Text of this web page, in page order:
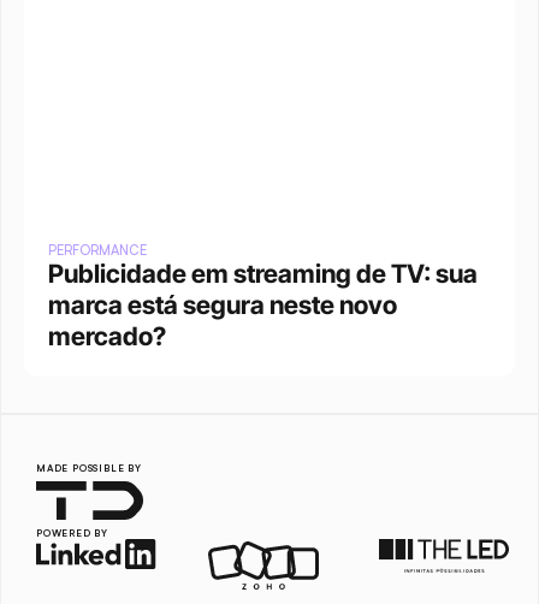
PERFORMANCE
Publicidade em streaming de TV: sua
marca está segura neste novo
mercado?
MADE POSSIBLE BY
POWERED BY